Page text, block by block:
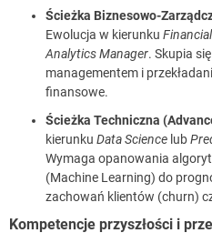
Ścieżka Biznesowo-
Ewolucja w kierunku
Analytics Manager. Skupia
managementem i
finansowe.
Ścieżka Techniczna
kierunku Data Science lub
Wymaga opanowania
(Machine Learning) do
zachowań klientów (churn)
Kompetencje przyszłości i